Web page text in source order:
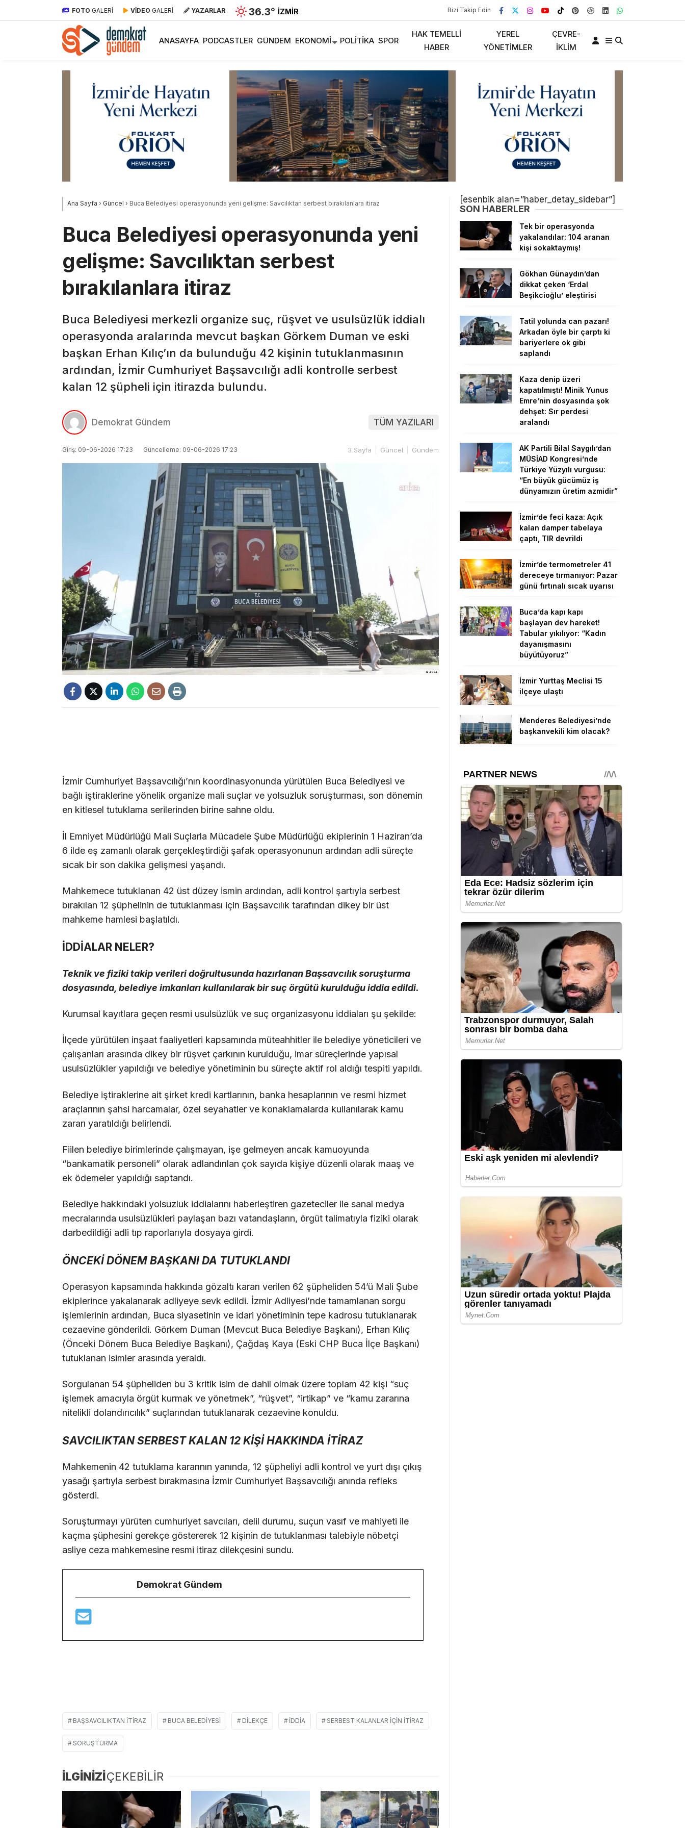
FOTO GALERİ VİDEO GALERİ YAZARLAR 36.3° İZMIR Bizi Takip Edin
ANASAYFA PODCASTLER GÜNDEM EKONOMI POLITIKA SPOR
HAK TEMELLI
HABER
YEREL
YÖNETIMLER
ÇEVRE-
İKLIM
Ana Sayfa › Güncel › Buca Belediyesi operasyonunda yeni gelişme: Savcılıktan serbest bırakılanlara itiraz
Buca Belediyesi operasyonunda yeni
gelişme: Savcılıktan serbest
bırakılanlara itiraz
Buca Belediyesi merkezli organize suç, rüşvet ve usulsüzlük iddialı
operasyonda aralarında mevcut başkan Görkem Duman ve eski
başkan Erhan Kılıç’ın da bulunduğu 42 kişinin tutuklanmasının
ardından, İzmir Cumhuriyet Başsavcılığı adli kontrolle serbest
kalan 12 şüpheli için itirazda bulundu.
Demokrat Gündem TÜM YAZILARI
Giriş: 09-06-2026 17:23 Güncelleme: 09-06-2026 17:23 3.Sayfa Güncel Gündem
İzmir Cumhuriyet Başsavcılığı’nın koordinasyonunda yürütülen Buca Belediyesi ve
bağlı iştiraklerine yönelik organize mali suçlar ve yolsuzluk soruşturması, son dönemin
en kitlesel tutuklama serilerinden birine sahne oldu.
İl Emniyet Müdürlüğü Mali Suçlarla Mücadele Şube Müdürlüğü ekiplerinin 1 Haziran’da
6 ilde eş zamanlı olarak gerçekleştirdiği şafak operasyonunun ardından adli süreçte
sıcak bir son dakika gelişmesi yaşandı.
Mahkemece tutuklanan 42 üst düzey ismin ardından, adli kontrol şartıyla serbest
bırakılan 12 şüphelinin de tutuklanması için Başsavcılık tarafından dikey bir üst
mahkeme hamlesi başlatıldı.
İDDİALAR NELER?
Teknik ve fiziki takip verileri doğrultusunda hazırlanan Başsavcılık soruşturma
dosyasında, belediye imkanları kullanılarak bir suç örgütü kurulduğu iddia edildi.
Kurumsal kayıtlara geçen resmi usulsüzlük ve suç organizasyonu iddiaları şu şekilde:
İlçede yürütülen inşaat faaliyetleri kapsamında müteahhitler ile belediye yöneticileri ve
çalışanları arasında dikey bir rüşvet çarkının kurulduğu, imar süreçlerinde yapısal
usulsüzlükler yapıldığı ve belediye yönetiminin bu süreçte aktif rol aldığı tespiti yapıldı.
Belediye iştiraklerine ait şirket kredi kartlarının, banka hesaplarının ve resmi hizmet
araçlarının şahsi harcamalar, özel seyahatler ve konaklamalarda kullanılarak kamu
zararı yaratıldığı belirlendi.
Fiilen belediye birimlerinde çalışmayan, işe gelmeyen ancak kamuoyunda
“bankamatik personeli” olarak adlandırılan çok sayıda kişiye düzenli olarak maaş ve
ek ödemeler yapıldığı saptandı.
Belediye hakkındaki yolsuzluk iddialarını haberleştiren gazeteciler ile sanal medya
mecralarında usulsüzlükleri paylaşan bazı vatandaşların, örgüt talimatıyla fiziki olarak
darbedildiği adli tıp raporlarıyla dosyaya girdi.
ÖNCEKİ DÖNEM BAŞKANI DA TUTUKLANDI
Operasyon kapsamında hakkında gözaltı kararı verilen 62 şüpheliden 54’ü Mali Şube
ekiplerince yakalanarak adliyeye sevk edildi. İzmir Adliyesi’nde tamamlanan sorgu
işlemlerinin ardından, Buca siyasetinin ve idari yönetiminin tepe kadrosu tutuklanarak
cezaevine gönderildi. Görkem Duman (Mevcut Buca Belediye Başkanı), Erhan Kılıç
(Önceki Dönem Buca Belediye Başkanı), Çağdaş Kaya (Eski CHP Buca İlçe Başkanı)
tutuklanan isimler arasında yeraldı.
Sorgulanan 54 şüpheliden bu 3 kritik isim de dahil olmak üzere toplam 42 kişi “suç
işlemek amacıyla örgüt kurmak ve yönetmek”, “rüşvet”, “irtikap” ve “kamu zararına
nitelikli dolandırıcılık” suçlarından tutuklanarak cezaevine konuldu.
SAVCILIKTAN SERBEST KALAN 12 KİŞİ HAKKINDA İTİRAZ
Mahkemenin 42 tutuklama kararının yanında, 12 şüpheliyi adli kontrol ve yurt dışı çıkış
yasağı şartıyla serbest bırakmasına İzmir Cumhuriyet Başsavcılığı anında refleks
gösterdi.
Soruşturmayı yürüten cumhuriyet savcıları, delil durumu, suçun vasıf ve mahiyeti ile
kaçma şüphesini gerekçe göstererek 12 kişinin de tutuklanması talebiyle nöbetçi
asliye ceza mahkemesine resmi itiraz dilekçesini sundu.
Demokrat Gündem
BAŞSAVCILIKTAN ITIRAZ BUCA BELEDIYESI DILEKÇE IDDIA SERBEST KALANLAR IÇIN ITIRAZ
SORUŞTURMA
İLGİNİZİÇEKEBİLİR
[esenbik alan=”haber_detay_sidebar”]
SON HABERLER
Tek bir operasyonda
yakalandılar: 104 aranan
kişi sokaktaymış!
Gökhan Günaydın’dan
dikkat çeken ‘Erdal
Beşikcioğlu’ eleştirisi
Tatil yolunda can pazarı!
Arkadan öyle bir çarptı ki
bariyerlere ok gibi
saplandı
Kaza denip üzeri
kapatılmıştı! Minik Yunus
Emre’nin dosyasında şok
dehşet: Sır perdesi
aralandı
AK Partili Bilal Saygılı’dan
MÜSİAD Kongresi’nde
Türkiye Yüzyılı vurgusu:
“En büyük gücümüz iş
dünyamızın üretim azmidir”
İzmir’de feci kaza: Açık
kalan damper tabelaya
çaptı, TIR devrildi
İzmir’de termometreler 41
dereceye tırmanıyor: Pazar
günü fırtınalı sıcak uyarısı
Buca’da kapı kapı
başlayan dev hareket!
Tabular yıkılıyor: “Kadın
dayanışmasını
büyütüyoruz”
İzmir Yurttaş Meclisi 15
ilçeye ulaştı
Menderes Belediyesi’nde
başkanvekili kim olacak?